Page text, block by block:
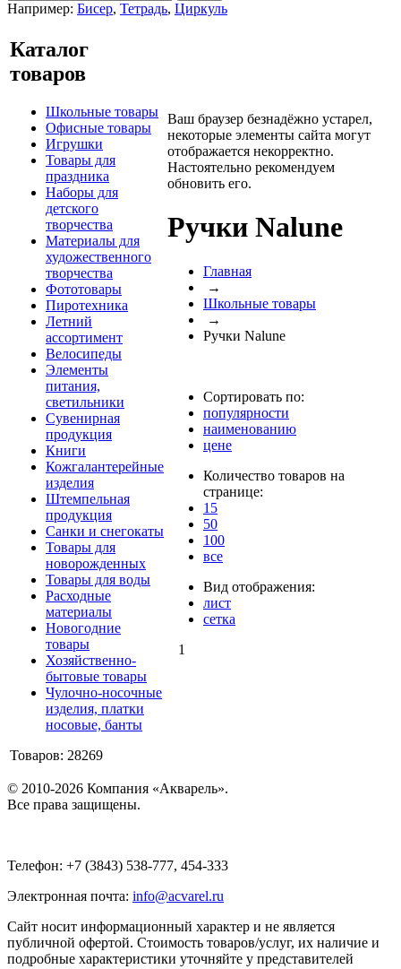
Например: Бисер, Тетрадь, Циркуль
Каталог
товаров
Школьные товары
Офисные товары
Игрушки
Товары для
праздника
Наборы для
детского
творчества
Материалы для
художественного
творчества
Фототовары
Пиротехника
Летний
ассортимент
Велосипеды
Элементы
питания,
светильники
Сувенирная
продукция
Книги
Кожгалантерейные
изделия
Штемпельная
продукция
Санки и снегокаты
Товары для
новорожденных
Товары для воды
Расходные
материалы
Новогодние
товары
Хозяйственно-
бытовые товары
Чулочно-носочные
изделия, платки
носовые, банты
Товаров: 28269
Ваш браузер безнадёжно устарел,
некоторые элементы сайта могут
отображается некорректно.
Настоятельно рекомендуем
обновить его.
Ручки Nalune
Главная
→
Школьные товары
→
Ручки Nalune
Сортировать по:
популярности
наименованию
цене
Количество товаров на
странице:
15
50
100
все
Вид отображения:
лист
сетка
1
© 2010-2026 Компания «Акварель».
Все права защищены.
Телефон: +7 (3843) 538-777, 454-333
Электронная почта: info@acvarel.ru
Сайт носит информационный характер и не является
публичной офертой. Стоимость товаров/услуг, их наличие и
подробные характеристики уточняйте у представителей